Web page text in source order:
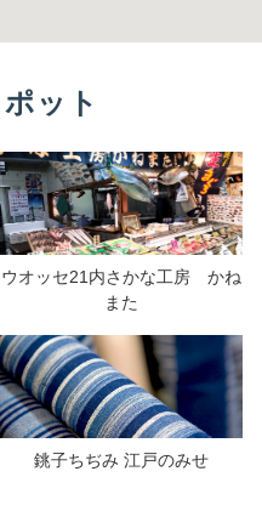
ット
ウオッセ21内さかな工房 かね
また
銚子ちぢみ 江戸のみせ